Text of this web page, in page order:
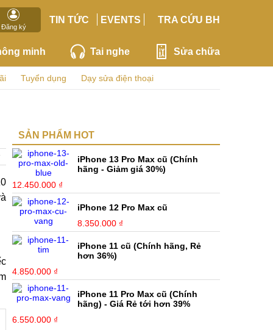
Đăng ký
TIN TỨC EVENTS TRA CỨU BH
minh Tai nghe Sửa chữa
Tuyển dụng Dạy sửa điện thoại
SẢN PHẨM HOT
iPhone 13 Pro Max cũ (Chính
hãng - Giảm giá 30%)
12.450.000 ₫
iPhone 12 Pro Max cũ
8.350.000 ₫
iPhone 11 cũ (Chính hãng, Rẻ
hơn 36%)
4.850.000 ₫
iPhone 11 Pro Max cũ (Chính
hãng) - Giá Rẻ tới hơn 39%
6.550.000 ₫